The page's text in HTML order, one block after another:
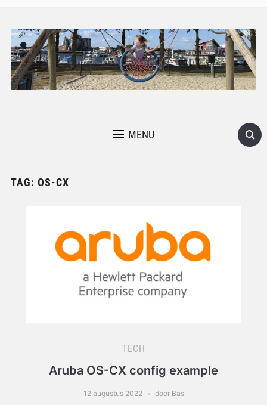
MENU
TAG: OS-CX
TECH
Aruba OS-CX config example
12 augustus 2022 door Bas